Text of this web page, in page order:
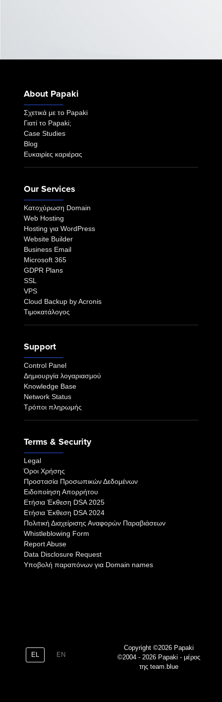
About Papaki
Σχετικά με το Papaki
Γιατί το Papaki;
Case Studies
Blog
Ευκαιρίες καριέρας
Our Services
Κατοχύρωση Domain
Web Hosting
Hosting για WordPress
Website Builder
Business Email
Microsoft 365
GDPR Plans
SSL
VPS
Cloud Backup by Acronis
Τιμοκατάλογος
Support
Control Panel
Δημιουργία λογαριασμού
Knowledge Base
Network Status
Τρόποι πληρωμής
Terms & Security
Legal
Όροι Χρήσης
Προστασία Προσωπικών Δεδομένων
Ειδοποίηση Απορρήτου
Eτήσια Έκθεση DSA 2025
Eτήσια Έκθεση DSA 2024
Πολιτική Διαχείρισης Αναφορών Παραβιάσεων
Whistleblowing Form
Report Abuse
Data Disclosure Request
Υποβολή παραπόνων για Domain names
EL EN
Copyright ©2026 Papaki
©2004 - 2026 Papaki - μέρος
της team.blue